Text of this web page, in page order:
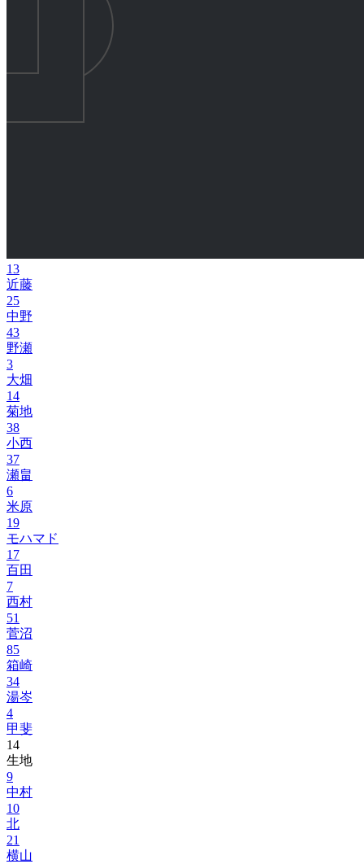
13
近藤
25
中野
43
野瀬
3
大畑
14
菊地
38
小西
37
瀬畠
6
米原
19
モハマド
17
百田
7
西村
51
菅沼
85
箱崎
34
湯岑
4
甲斐
14
生地
9
中村
10
北
21
横山